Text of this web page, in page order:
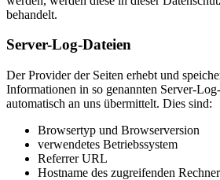
behandelt.
Server-Log-Dateien
Der Provider der Seiten erhebt und
Informationen in so genannten Server-
automatisch an uns übermittelt. Dies sind:
Browsertyp und Browserversion
verwendetes Betriebssystem
Referrer URL
Hostname des zugreifenden